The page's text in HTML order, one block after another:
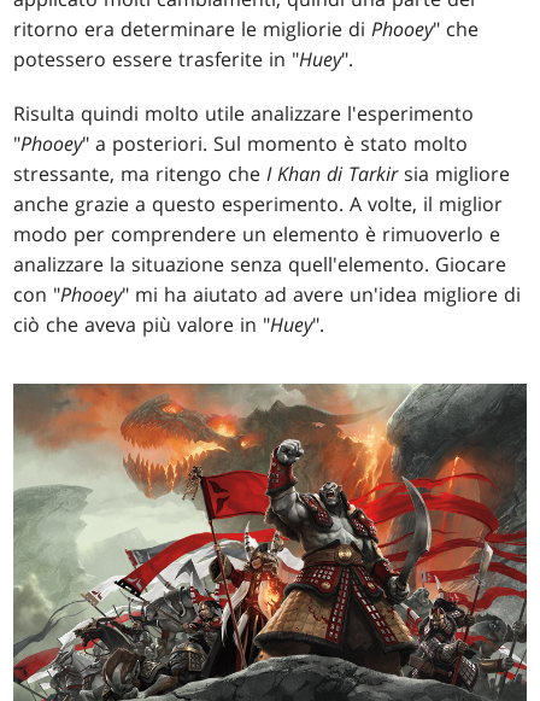
ritorno era determinare le migliorie diPhooey" che
potessero essere trasferite in "Huey".
Risulta quindi molto utile analizzare l'esperimento
"Phooey" a posteriori. Sul momento è stato molto
stressante, ma ritengo cheI Khan di Tarkirsia migliore
anche grazie a questo esperimento. A volte, il miglior
modo per comprendere un elemento è rimuoverlo e
analizzare la situazione senza quell'elemento. Giocare
con "Phooey" mi ha aiutato ad avere un'idea migliore di
ciò che aveva più valore in "Huey".